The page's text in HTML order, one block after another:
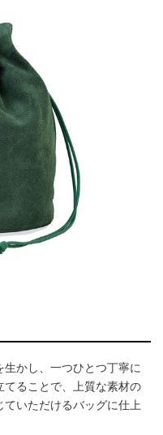
かし、一つひとつ丁寧に
ることで、上質な素材の
いただけるバッグに仕上